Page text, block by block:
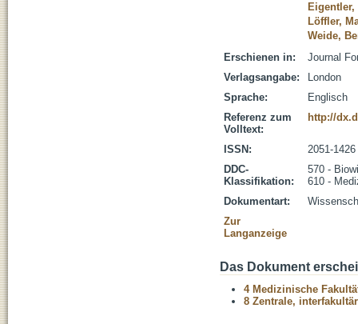
Löffler,
Weide,
Erschienen in:
Journal
Verlagsangabe:
London
Sprache:
Englisch
Referenz zum
Volltext:
http://
ISSN:
2051-1426
DDC-
Klassifikation:
570 -
610 -
Dokumentart:
Zur
Langanzeige
Das Dokument
4 Medizinische
8 Zentrale,